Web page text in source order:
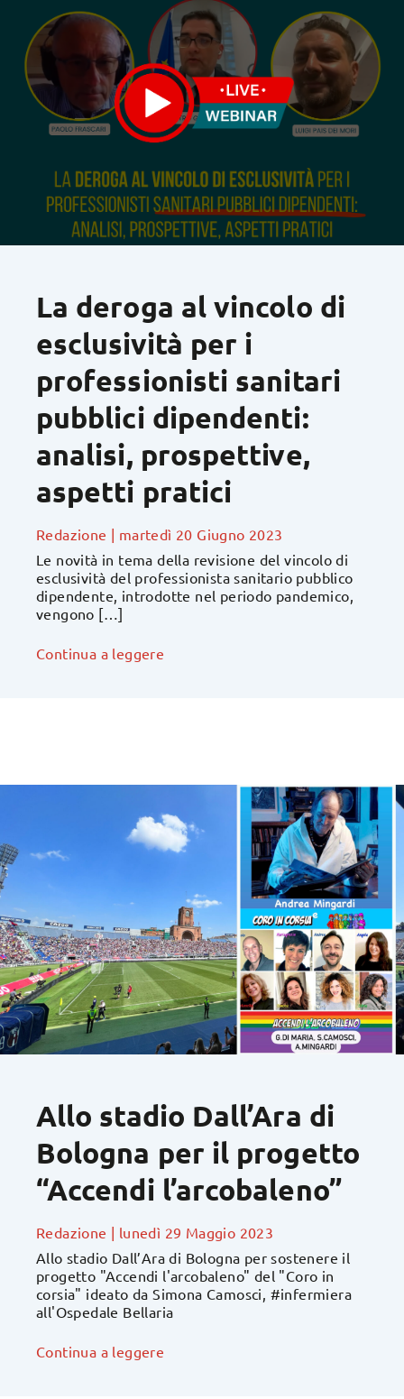
La deroga al vincolo di
esclusività per i
professionisti sanitari
pubblici dipendenti:
analisi, prospettive,
aspetti pratici
Redazione | martedì 20 Giugno 2023
Le novità in tema della revisione del vincolo di
esclusività del professionista sanitario pubblico
dipendente, introdotte nel periodo pandemico,
vengono […]
Continua a leggere
Allo stadio Dall’Ara di
Bologna per il progetto
“Accendi l’arcobaleno”
Redazione | lunedì 29 Maggio 2023
Allo stadio Dall’Ara di Bologna per sostenere il
progetto "Accendi l'arcobaleno" del "Coro in
corsia" ideato da Simona Camosci, #infermiera
all'Ospedale Bellaria
Continua a leggere